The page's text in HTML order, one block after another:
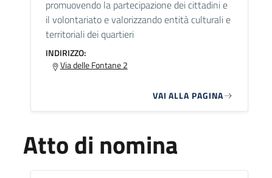
promuovendo la partecipazione dei cittadini e
il volontariato e valorizzando entità culturali e
territoriali dei quartieri
INDIRIZZO:
Via delle Fontane 2
VAI ALLA PAGINA
Atto di nomina